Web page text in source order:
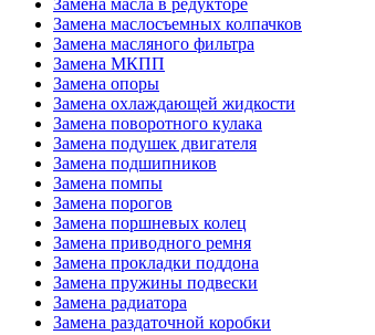
Замена масла в редукторе
Замена маслосъемных колпачков
Замена масляного фильтра
Замена МКПП
Замена опоры
Замена охлаждающей жидкости
Замена поворотного кулака
Замена подушек двигателя
Замена подшипников
Замена помпы
Замена порогов
Замена поршневых колец
Замена приводного ремня
Замена прокладки поддона
Замена пружины подвески
Замена радиатора
Замена раздаточной коробки